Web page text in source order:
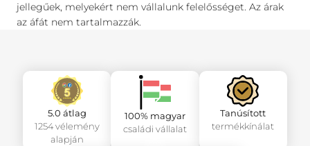
jellegűek, melyekért nem vállalunk felelősséget. Az árak
az áfát nem tartalmazzák.
5.0 átlag
1254 vélemény
alapján
100% magyar
családi vállalat
Tanúsított
termékkínálat